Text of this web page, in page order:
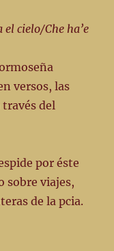
cielo/Che ha’e
versos, las
través del
por éste
sobre viajes,
de la pcia.